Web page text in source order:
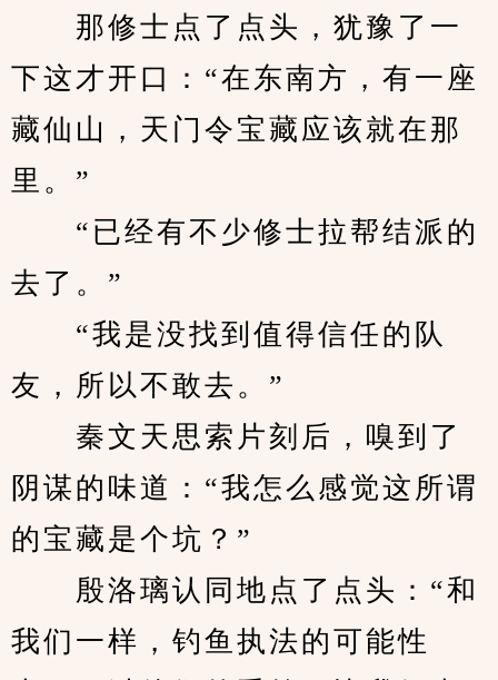
那修士点了点头，犹豫了一
下这才开口：“在东南方，有一座
藏仙山，天门令宝藏应该就在那
里。”
“已经有不少修士拉帮结派的
去了。”
“我是没找到值得信任的队
友，所以不敢去。”
秦文天思索片刻后，嗅到了
阴谋的味道：“我怎么感觉这所谓
的宝藏是个坑？”
殷洛璃认同地点了点头：“和
我们一样，钓鱼执法的可能性